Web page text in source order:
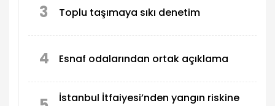
3 Toplu taşımaya sıkı denetim
4 Esnaf odalarından ortak açıklama
İstanbul İtfaiyesi’nden yangın riskine